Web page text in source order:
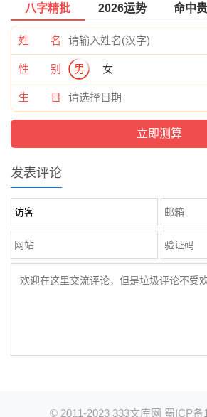
八字精批 2026运势 命中
姓 名
性 别 男 女
生 日
发表评论
© 2011-2023 333文库网 蜀ICP备